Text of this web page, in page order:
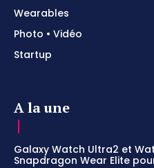
Wearables
Photo • Vidéo
Startup
A la une
Galaxy Watch Ultra2 et
Snapdragon Wear Elite